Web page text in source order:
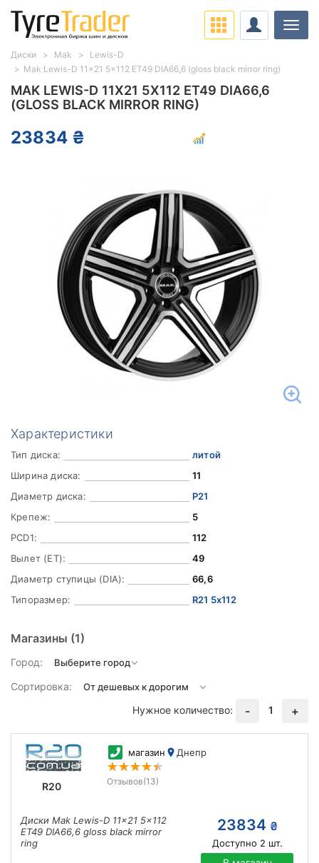
MAK LEWIS-D 11X21 5X112 ET49 DIA66,6
(GLOSS BLACK MIRROR RING)
23834 ₴
Характеристики
Тип диска:
литой
Ширина диска:
11
Диаметр диска:
Р21
Крепеж:
5
PCD1:
112
Вылет (ET):
49
Диаметр ступицы (DIA):
66,6
Типоразмер:
R21 5x112
Магазины (1)
Город:
Сортировка:
Нужное количество:
- 1 +
R20
магазин Днепр
Отзывов(13)
Диски Mak Lewis-D 11x21 5x112
ET49 DIA66,6 gloss black mirror
ring
23834 ₴
Доступно 2 шт.
Диски Mak
Lewis-D
Mak Lewis-D 11x21 5x112 ET49 DIA66,6 (gloss black mirror ring)